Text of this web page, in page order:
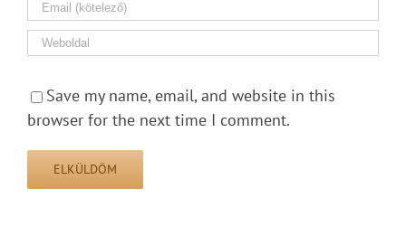
Save my name, email, and website in this
browser for the next time I comment.